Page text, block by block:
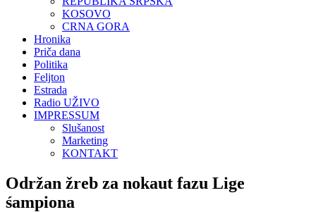
KOSOVO
CRNA GORA
Hronika
Priča dana
Politika
Feljton
Estrada
Radio UŽIVO
IMPRESSUM
Slušanost
Marketing
KONTAKT
Održan žreb za nokaut fazu Lige
śampiona